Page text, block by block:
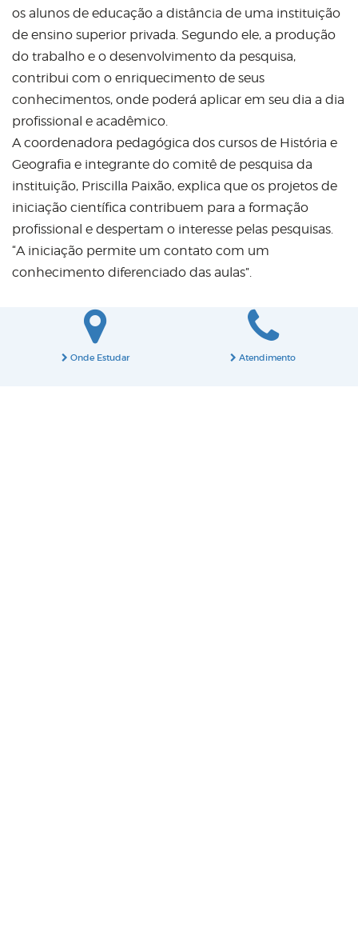
os alunos de educação a distância de uma instituição
de ensino superior privada. Segundo ele, a produção
do trabalho e o desenvolvimento da pesquisa,
contribui com o enriquecimento de seus
conhecimentos, onde poderá aplicar em seu dia a dia
profissional e acadêmico.
A coordenadora pedagógica dos cursos de História e
Geografia e integrante do comitê de pesquisa da
instituição, Priscilla Paixão, explica que os projetos de
iniciação científica contribuem para a formação
profissional e despertam o interesse pelas pesquisas.
“A iniciação permite um contato com um
conhecimento diferenciado das aulas”.
Onde Estudar Atendimento